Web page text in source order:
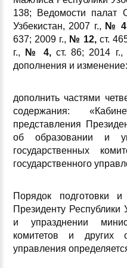
138; Ведомости палат
Узбекистан, 2007 г., №
637; 2009 г., № 12, ст.
г.,
№ 4,ст. 86; 2014 г.,
дополнения и изменение:
дополнить частями
содержания:
представления
об образовании и
государственных
государственного
Порядок подготовки и
Президенту Республики
и упразднении
комитетов и других
управления